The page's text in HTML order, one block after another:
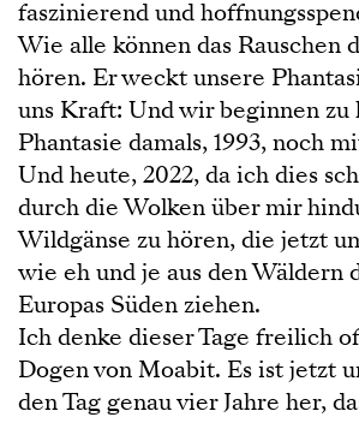
faszinierend und
Wie alle können das Rauschen
hören. Er weckt unsere
uns Kraft: Und wir beginnen zu
Phantasie damals, 1993, noch
Und heute, 2022, da ich dies
durch die Wolken über mir
Wildgänse zu hören, die jetzt
wie eh und je aus den Wäldern
Europas Süden ziehen.
Ich denke dieser Tage freilich
Dogen von Moabit. Es ist jetzt
den Tag genau vier Jahre her,